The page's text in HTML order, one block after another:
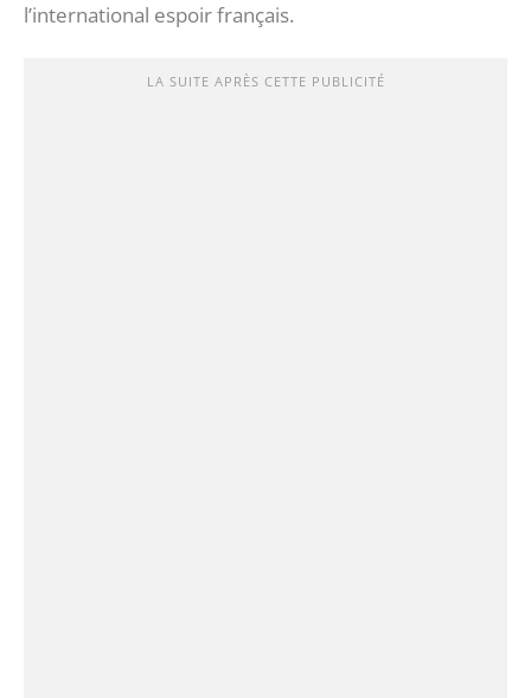
l’international espoir français.
LA SUITE APRÈS CETTE PUBLICITÉ